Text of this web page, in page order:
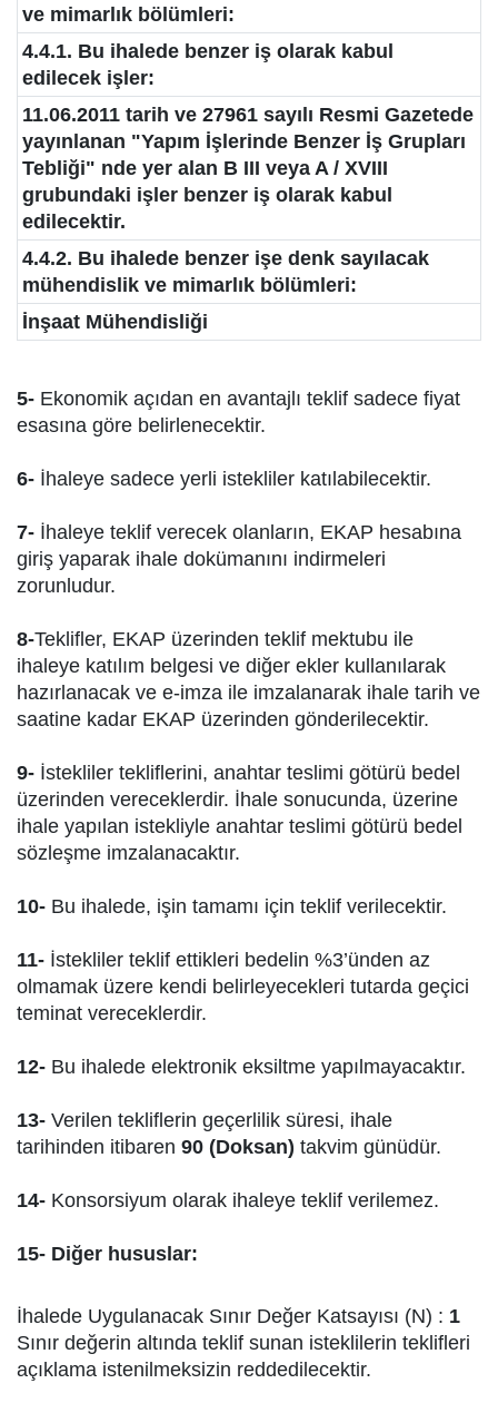
ve mimarlık bölümleri:
4.4.1. Bu ihalede benzer iş olarak kabul
edilecek işler:
11.06.2011 tarih ve 27961 sayılı Resmi Gazetede
yayınlanan "Yapım İşlerinde Benzer İş Grupları
Tebliği" nde yer alan B III veya A / XVIII
grubundaki işler benzer iş olarak kabul
edilecektir.
4.4.2. Bu ihalede benzer işe denk sayılacak
mühendislik ve mimarlık bölümleri:
İnşaat Mühendisliği
5- Ekonomik açıdan en avantajlı teklif sadece fiyat
esasına göre belirlenecektir.
6- İhaleye sadece yerli istekliler katılabilecektir.
7- İhaleye teklif verecek olanların, EKAP hesabına
giriş yaparak ihale dokümanını indirmeleri
zorunludur.
8-Teklifler, EKAP üzerinden teklif mektubu ile
ihaleye katılım belgesi ve diğer ekler kullanılarak
hazırlanacak ve e-imza ile imzalanarak ihale tarih ve
saatine kadar EKAP üzerinden gönderilecektir.
9- İstekliler tekliflerini, anahtar teslimi götürü bedel
üzerinden vereceklerdir. İhale sonucunda, üzerine
ihale yapılan istekliyle anahtar teslimi götürü bedel
sözleşme imzalanacaktır.
10- Bu ihalede, işin tamamı için teklif verilecektir.
11- İstekliler teklif ettikleri bedelin %3’ünden az
olmamak üzere kendi belirleyecekleri tutarda geçici
teminat vereceklerdir.
12- Bu ihalede elektronik eksiltme yapılmayacaktır.
13- Verilen tekliflerin geçerlilik süresi, ihale
tarihinden itibaren 90 (Doksan) takvim günüdür.
14- Konsorsiyum olarak ihaleye teklif verilemez.
15- Diğer hususlar:
İhalede Uygulanacak Sınır Değer Katsayısı (N) : 1
Sınır değerin altında teklif sunan isteklilerin teklifleri
açıklama istenilmeksizin reddedilecektir.